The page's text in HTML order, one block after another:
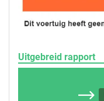
Uitgebreid rapport